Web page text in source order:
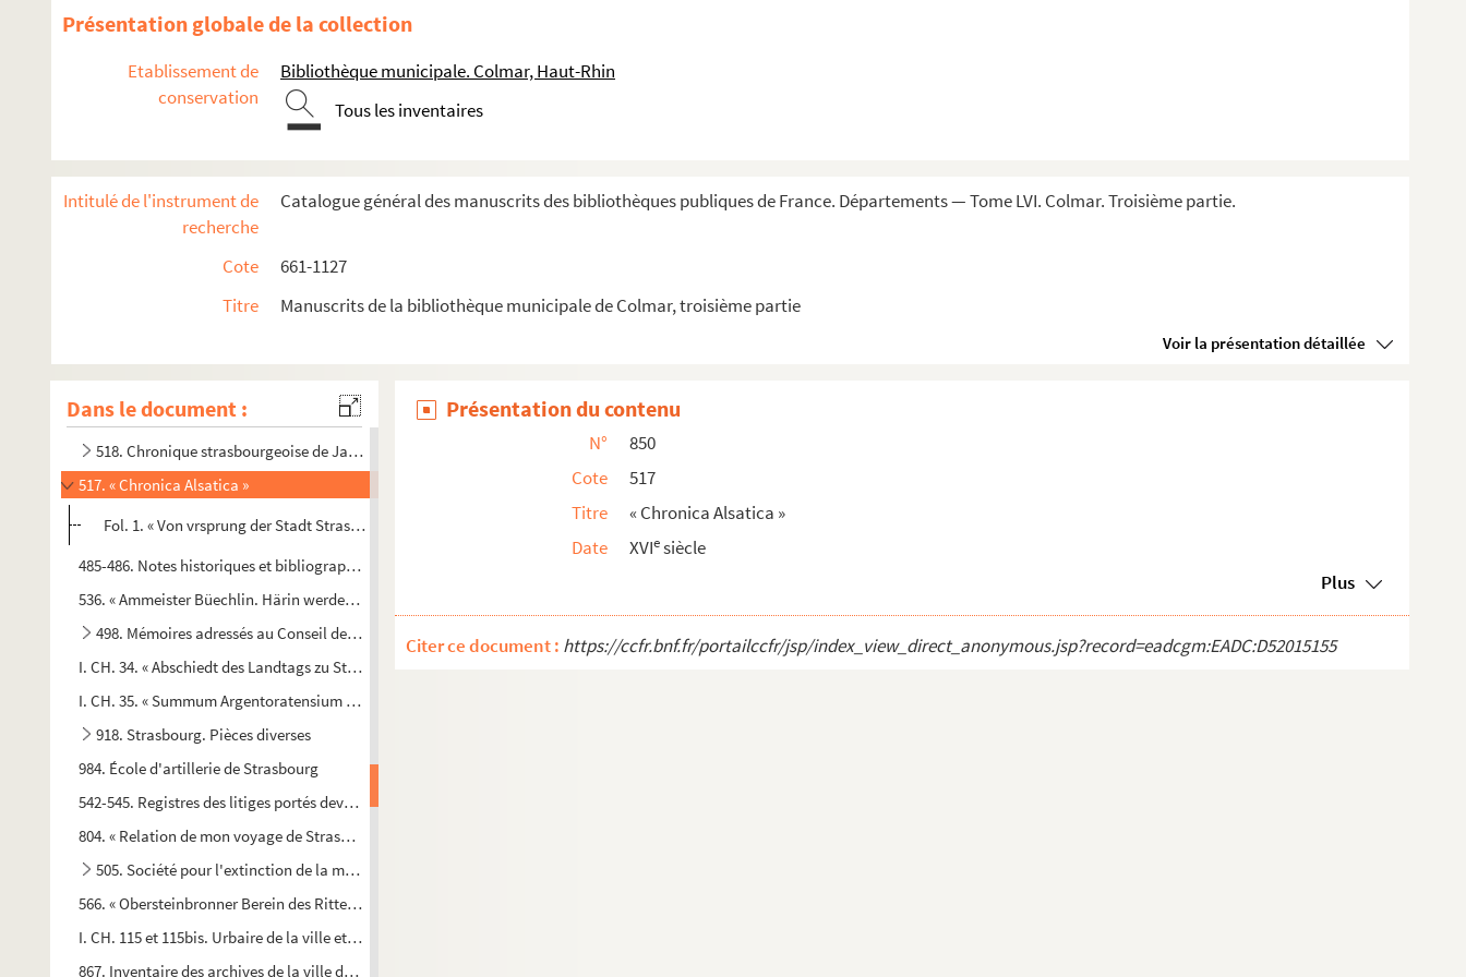
Présentation globale de la collection
Etablissement de
conservation
Bibliothèque municipale. Colmar, Haut-Rhin
Tous les inventaires
Intitulé de l'instrument de
recherche
Catalogue général des manuscrits des bibliothèques publiques de France. Départements — Tome LVI. Colmar. Troisième partie.
Cote
661-1127
Titre
Manuscrits de la bibliothèque municipale de Colmar, troisième partie
Voir la présentation détaillée
Dans le document :
915. Actes publics (ventes, contrats de mariage, successions, contrats commutatifs) concernant des biens ...
723. « Renseignements divers sur la confrérie des Musiciens et le Pfeiffertag à Ribeauvillé »
917. Commune de Rorschwihr. Note topographique. — État de la situation relative à la population, à l'agri...
I. CH. 114. Roderen ; Rorschwihr
547. Terrier des biens sis à Saint-Hippolyte appartenant à l'abbaye d'Ebersmunster, 1616
572. Terrier des biens sis à Steinbrunn-le-Bas appartenant au couvent de Gnadenthal à Bâle, 1534
548. Terrier des biens sis à Steinbrunn-le-Haut appartenant à l'abbaye de Lucelle, 1701
518. Chronique strasbourgeoise de Jacques Twinger de Koenigshofen, avec notes et additions de Jean George...
517. « Chronica Alsatica »
Fol. 1. « Von vrsprung der Stadt Strasburg. Da Gott die welt liesz vntergahn... »
485-486. Notes historiques et bibliographiques, relatives à Strasbourg
536. « Ammeister Büechlin. Härin werden Erstlich verzeichnet die Ammeistere dieser Statt Strassburg von a...
498. Mémoires adressés au Conseil des XV de la ville de Strasbourg au sujet de certains différends opposa...
I. CH. 34. « Abschiedt des Landtags zu Straszburg, Mittwochs nach Matthei anno 1572 gehalten. — Landtag zu Stra...
I. CH. 35. « Summum Argentoratensium templum. Das ist : Auszführliche und eigendliche Beschreibung des viel kün...
918. Strasbourg. Pièces diverses
984. École d'artillerie de Strasbourg
542-545. Registres des litiges portés devant le Grand Conseil de la ville de Strasbourg
804. « Relation de mon voyage de Strasbourg en 1769 » commencé le 16 mai, jour du départ de Paris, par M
505. Société pour l'extinction de la mendicité - 1835
566. « Obersteinbronner Berein des Ritterlichen S. Johanniter Ordens von Maltha zue Müllhauszen Commander...
I. CH. 115 et 115bis. Urbaire de la ville et seigneurie de Thann, de 1581. Copie du xviii
867. Inventaire des archives de la ville de Thann. Séries A A 1 à CC 7
Présentation du contenu
N°
850
Cote
517
Titre
« Chronica Alsatica »
Date
XVIesiècle
Plus
Citer ce document : https://ccfr.bnf.fr/portailccfr/jsp/index_view_direct_anonymous.jsp?record=eadcgm:EADC:D52015155